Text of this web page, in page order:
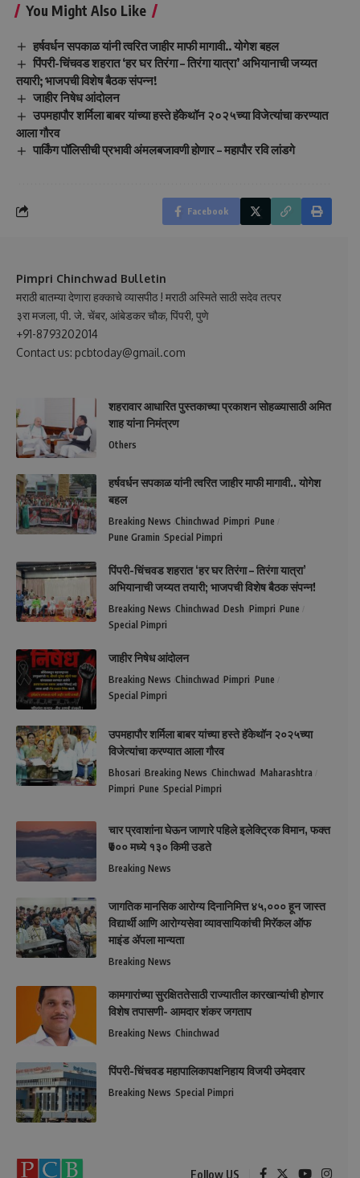
You Might Also Like
हर्षवर्धन सपकाळ यांनी त्वरित जाहीर माफी मागावी.. योगेश बहल
पिंपरी-चिंचवड शहरात ‘हर घर तिरंगा – तिरंगा यात्रा’ अभियानाची जय्यत
तयारी; भाजपची विशेष बैठक संपन्न!
जाहीर निषेध आंदोलन
उपमहापौर शर्मिला बाबर यांच्या हस्ते हॅकेथॉन २०२५च्या विजेत्यांचा करण्यात
आला गौरव
पार्किंग पॉलिसीची प्रभावी अंमलबजावणी होणार – महापौर रवि लांडगे
Facebook
Pimpri Chinchwad Bulletin
मराठी बातम्या देणारा हक्काचे व्यासपीठ ! मराठी अस्मिते साठी सदेव तत्पर
३रा मजला, पी. जे. चेंबर, आंबेडकर चौक, पिंपरी, पुणे
+91-8793202014
Contact us: pcbtoday@gmail.com
शहरावार आधारित पुस्तकाच्या प्रकाशन सोहळ्यासाठी अमित
शाह यांना निमंत्रण
Others
हर्षवर्धन सपकाळ यांनी त्वरित जाहीर माफी मागावी.. योगेश
बहल
Breaking News Chinchwad Pimpri Pune
Pune Gramin Special Pimpri
पिंपरी-चिंचवड शहरात ‘हर घर तिरंगा – तिरंगा यात्रा’
अभियानाची जय्यत तयारी; भाजपची विशेष बैठक संपन्न!
Breaking News Chinchwad Desh Pimpri Pune
Special Pimpri
जाहीर निषेध आंदोलन
Breaking News Chinchwad Pimpri Pune
Special Pimpri
उपमहापौर शर्मिला बाबर यांच्या हस्ते हॅकेथॉन २०२५च्या
विजेत्यांचा करण्यात आला गौरव
Bhosari Breaking News Chinchwad Maharashtra
Pimpri Pune Special Pimpri
चार प्रवाशांना घेऊन जाणारे पहिले इलेक्ट्रिक विमान, फक्त
₹७०० मध्ये १३० किमी उडते
Breaking News
जागतिक मानसिक आरोग्य दिनानिमित्त ४५,००० हून जास्त
विद्यार्थी आणि आरोग्यसेवा व्यावसायिकांची मिरॅकल ऑफ
माइंड ॲपला मान्यता
Breaking News
कामगारांच्या सुरक्षिततेसाठी राज्यातील कारखान्यांची होणार
विशेष तपासणी- आमदार शंकर जगताप
Breaking News Chinchwad
पिंपरी-चिंचवड महापालिकापक्षनिहाय विजयी उमेदवार
Breaking News Special Pimpri
Follow US